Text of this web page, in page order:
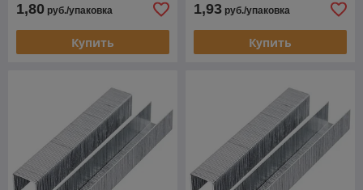
1,80 руб./упаковка
Купить
1,93 руб./упаковка
Купить